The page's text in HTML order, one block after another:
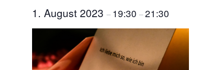
1. August 2023 – 19:30 –21:30